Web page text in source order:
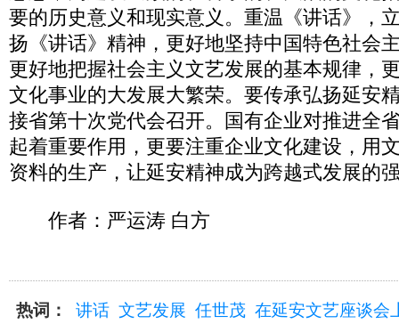
要的历史意义和现实意义。重温《讲话》，
扬《讲话》精神，更好地坚持中国特色社会
更好地把握社会主义文艺发展的基本规律，
文化事业的大发展大繁荣。要传承弘扬延安
接省第十次党代会召开。国有企业对推进全
起着重要作用，更要注重企业文化建设，用
资料的生产，让延安精神成为跨越式发展的
作者：严运涛 白方
热词： 讲话 文艺发展 任世茂 在延安文艺座谈会